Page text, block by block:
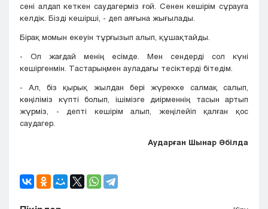
сені алдап кеткен саудагерміз ғой. Сенен кешірім сұрауға
келдік. Бізді кешірші, - деп аяғына жығылады.
Бірақ момын екеуін тұрғызып алып, құшақтайды.
- Ол жағдай менің есімде. Мен сендерді сол күні
кешіргенмін. Тастарыңмен ауладағы тесіктерді бітедім.
- Ал, біз қырық жылдан бері жүрекке салмақ салып,
көңіліміз күпті болып, ішімізге диірменнің тасын артып
жүрміз, - депті кешірім алып, жеңілейіп қалған қос
саудагер.
Аударған Шынар Әбілда